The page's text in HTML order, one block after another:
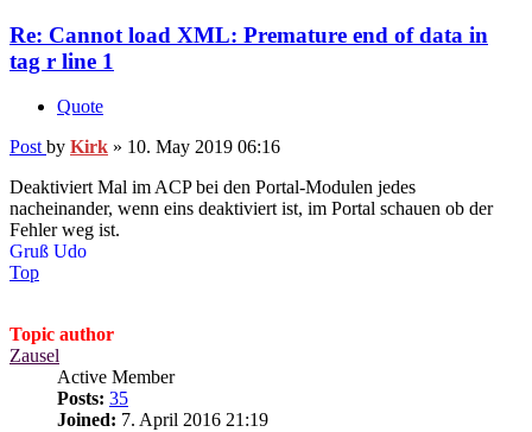
Re: Cannot load XML: Premature end of data in
tag r line 1
Quote
Post by Kirk » 10. May 2019 06:16
Deaktiviert Mal im ACP bei den Portal-Modulen jedes
nacheinander, wenn eins deaktiviert ist, im Portal schauen ob der
Fehler weg ist.
Gruß Udo
Top
Topic author
Zausel
Active Member
Posts: 35
Joined: 7. April 2016 21:19